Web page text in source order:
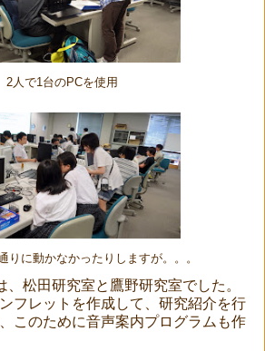
2人で1台のPCを使用
りに動かなかったりしますが。。。
松田研究室と鷹野研究室でした。
フレットを作成して、研究紹介を行
このために音声案内プログラムも作